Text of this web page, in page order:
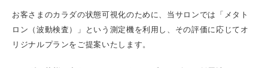
お客さまのカラダの状態可視化のために、当サロンでは「メタト
ロン（波動検査）」という測定機を利用し、その評価に応じてオ
リジナルプランをご提案いたします。